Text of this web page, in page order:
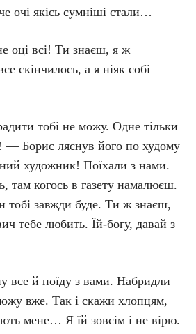
очі якісь сумніші стали…
всі! Ти знаєш, я ж
скінчилось, а я ніяк собі
тобі не можу. Одне тільки
— Борис ляснув його по худому
художник! Поїхали з нами.
когось в газету намалюєш.
тобі завжди буде. Ти ж знаєш,
любить. Їй-богу, давай з
й поїду з вами. Набридли
вже. Так і скажи хлопцям,
мене… Я їй зовсім і не вірю.